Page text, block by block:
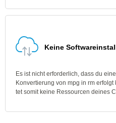
Keine
Es ist nicht erforderlich, dass du
Konvertierung von mpg in rm
tet somit keine Ressourcen deines